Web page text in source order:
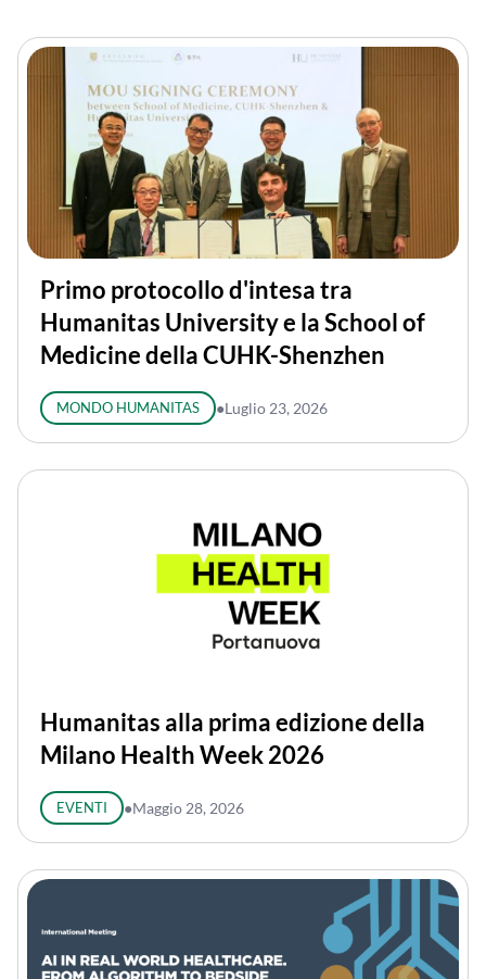
Primo protocollo d'intesa tra
Humanitas University e la School of
Medicine della CUHK-Shenzhen
MONDO HUMANITAS ●Luglio 23, 2026
Humanitas alla prima edizione della
Milano Health Week 2026
EVENTI ●Maggio 28, 2026